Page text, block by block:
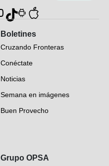
Boletines
Cruzando Fronteras
Conéctate
Noticias
Semana en imágenes
Buen Provecho
Grupo OPSA